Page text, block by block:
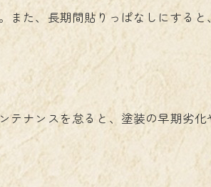
また、長期間貼りっぱなしにすると
テナンスを怠ると、塗装の早期劣化